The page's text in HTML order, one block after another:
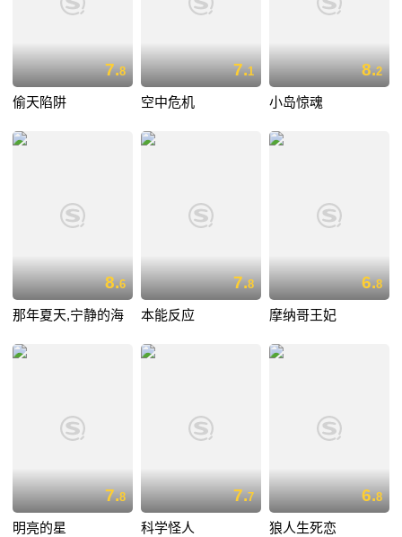
7.8
偷天陷阱
7.1
空中危机
8.2
小岛惊魂
8.6
那年夏天,宁静的海
7.8
本能反应
6.8
摩纳哥王妃
7.8
明亮的星
7.7
科学怪人
6.8
狼人生死恋